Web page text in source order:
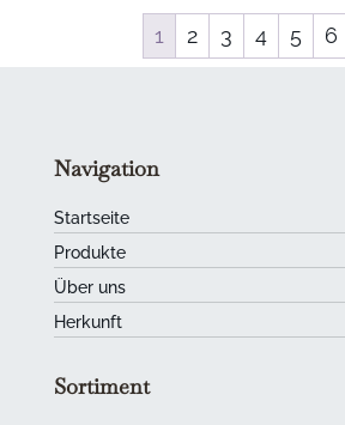
1 2 3 4 5 6
Navigation
Startseite
Produkte
Über uns
Herkunft
Sortiment